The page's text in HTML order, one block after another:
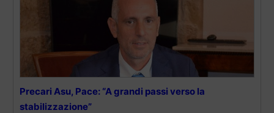
Precari Asu, Pace: “A grandi passi verso la
stabilizzazione”